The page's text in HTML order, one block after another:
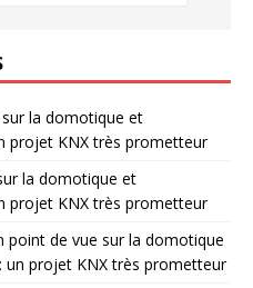
la domotique et
projet KNX très prometteur
la domotique et
projet KNX très prometteur
point de vue sur la domotique
projet KNX très prometteur